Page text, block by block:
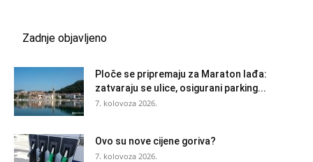
Zadnje objavljeno
Ploče se pripremaju za Maraton lađa:
zatvaraju se ulice, osigurani parking...
7. kolovoza 2026.
Ovo su nove cijene goriva?
7. kolovoza 2026.